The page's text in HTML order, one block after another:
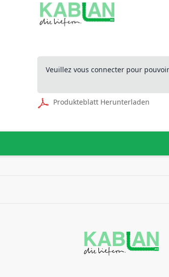
Veuillez vous connecter pour
Produkteblatt Herunterladen